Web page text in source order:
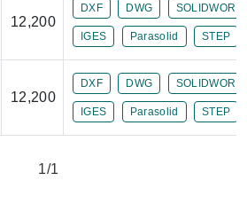
12,200
DXF DWG
IGES Parasolid STEP
12,200
DXF DWG
IGES Parasolid STEP
1/1